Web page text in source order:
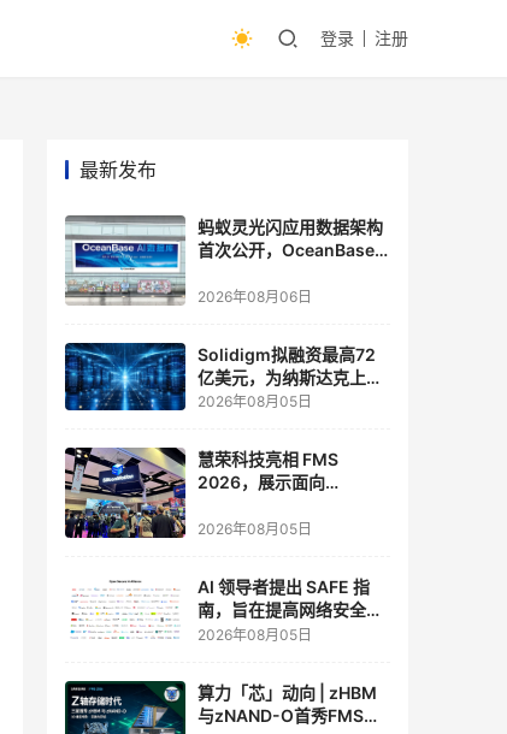
登录 注册
最新发布
蚂蚁灵光闪应用数据架构
首次公开，OceanBase
2026年08月06日
Solidigm拟融资最高72
亿美元，为纳斯达克上市
做准备
2026年08月05日
慧荣科技亮相 FMS
2026，展示面向
存储方案
2026年08月05日
AI 领导者提出 SAFE 指
南，旨在提高网络安全透
明度
2026年08月05日
算力「芯」动向 | zHBM
与zNAND-O首秀FMS